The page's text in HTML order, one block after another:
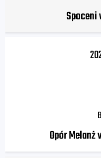
Spoceni
Opór